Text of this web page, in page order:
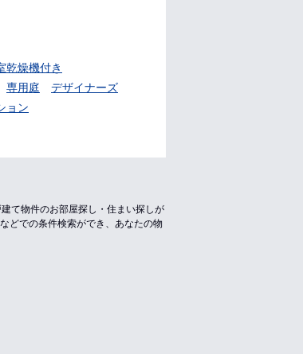
乾燥機付き
専用庭
デザイナーズ
ョン
て物件のお部屋探し・住まい探しが
どでの条件検索ができ、あなたの物